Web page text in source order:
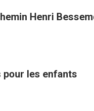
Henri
pour les enfants